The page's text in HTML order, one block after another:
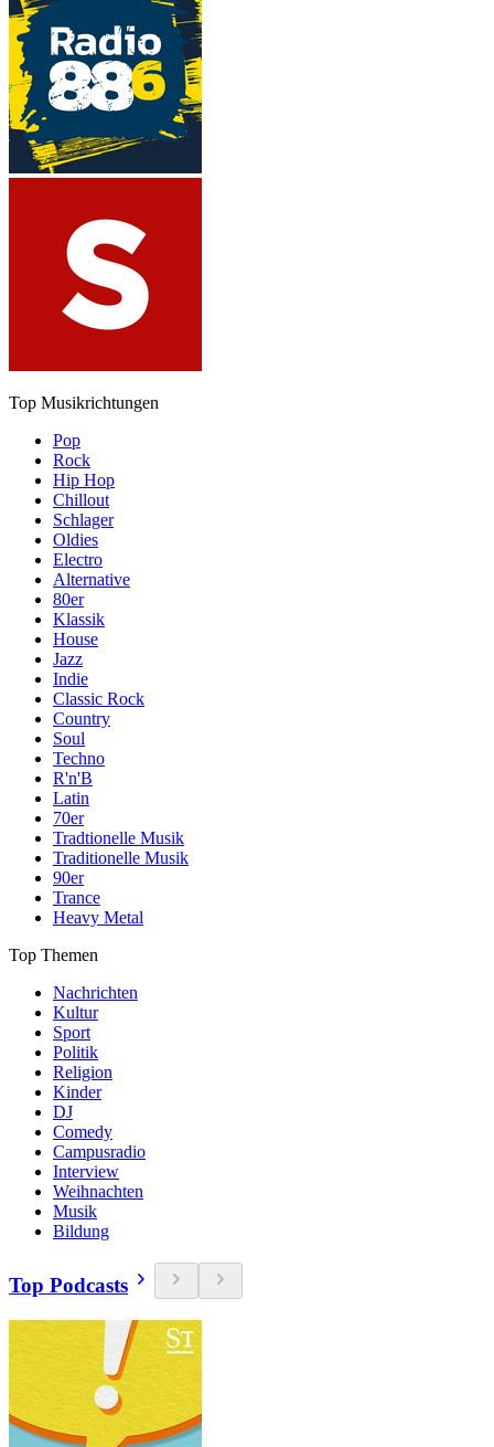
Top Musikrichtungen
Pop
Rock
Hip Hop
Chillout
Schlager
Oldies
Electro
Alternative
80er
Klassik
House
Jazz
Indie
Classic Rock
Country
Soul
Techno
R'n'B
Latin
70er
Tradtionelle Musik
Traditionelle Musik
90er
Trance
Heavy Metal
Top Themen
Nachrichten
Kultur
Sport
Politik
Religion
Kinder
DJ
Comedy
Campusradio
Interview
Weihnachten
Musik
Bildung
Top Podcasts